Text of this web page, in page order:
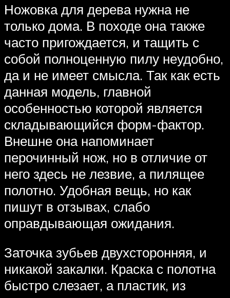
Ножовка для дерева нужна не
только дома. В походе она также
часто пригождается, и тащить с
собой полноценную пилу неудобно,
да и не имеет смысла. Так как есть
данная модель, главной
особенностью которой является
складывающийся форм-фактор.
Внешне она напоминает
перочинный нож, но в отличие от
него здесь не лезвие, а пилящее
полотно. Удобная вещь, но как
пишут в отзывах, слабо
оправдывающая ожидания.
Заточка зубьев двухсторонняя, и
никакой закалки. Краска с полотна
быстро слезает, а пластик, из